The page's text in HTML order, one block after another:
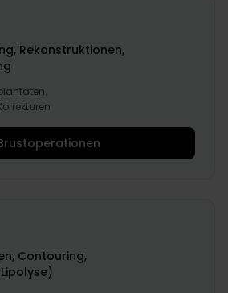
Rekonstruktionen,
Contouring,